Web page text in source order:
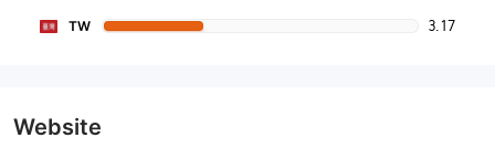
TW 3.17
Website